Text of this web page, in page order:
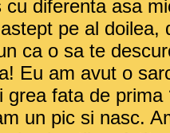
cu diferenta asa
pe al doilea,
ca o sa te
Eu am avut o
grea fata de prima
un pic si nasc.